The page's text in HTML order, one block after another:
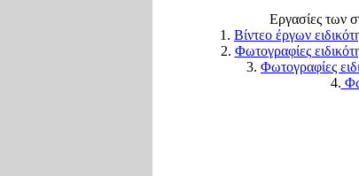
Εργασίες των
1. Βίντεο έργων
2. Φωτογραφίες
3. Φωτογραφίες
4.